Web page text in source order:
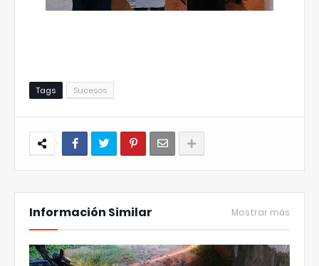
Tags Sucesos
Información Similar Mostrar más